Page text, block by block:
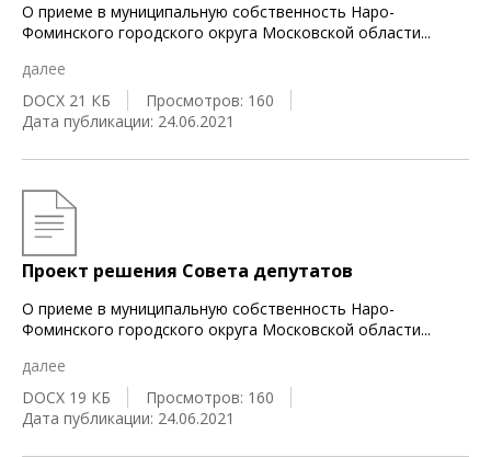
О приеме в муниципальную собственность Наро-
Фоминского городского округа Московской области...
далее
DOCX 21 КБ
Просмотров: 160
Дата публикации: 24.06.2021
Проект решения Совета депутатов
О приеме в муниципальную собственность Наро-
Фоминского городского округа Московской области...
далее
DOCX 19 КБ
Просмотров: 160
Дата публикации: 24.06.2021